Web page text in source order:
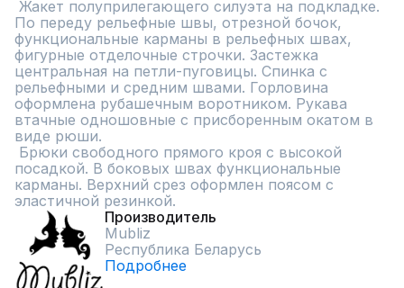
По переду рельефные швы, отрезной бочок,
функциональные карманы в рельефных швах,
фигурные отделочные строчки. Застежка
центральная на петли-пуговицы. Спинка с
рельефными и средним швами. Горловина
оформлена рубашечным воротником. Рукава
втачные одношовные с присборенным окатом в
виде рюши.
посадкой. В боковых швах функциональные
карманы. Верхний срез оформлен поясом с
эластичной резинкой.
Производитель
Mubliz
Республика Беларусь
Подробнее